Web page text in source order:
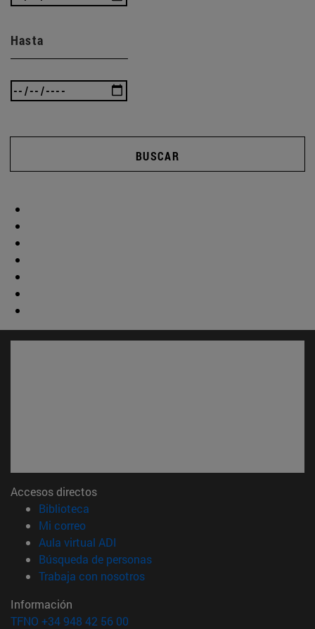
Hasta
BUSCAR
Accesos directos
Biblioteca
Mi correo(abre en nueva ventana)
Aula virtual ADI
Búsqueda de personas(abre en nueva ventana)
Trabaja con nosotros(abre en nueva ventana)
Información
TFNO +34 948 42 56 00